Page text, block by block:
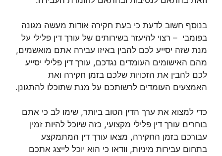
בנוסף חשוב לדעת כי בעת חקירה אודות מעשה מגונה
בפומבי – רצוי להיעזר בשירותים של עורך דין פלילי על
מנת שזה יסייע לכם להבין באיזו עבירה אתם מואשמים,
מהם האישומים העומדים נגדכם, עורך דין פלילי יסייע
לכם להבין את הזכויות שלכם בזמן חקירה ואת
האמצעים העומדים לרשותכם על מנת שתוכלו להתגונן.
כדי למצוא את ערך הדין הטוב ביותר, שימו לב כי אתם
בוחרים עורך דין פלילי מקצועי, כזה שיוכל להיות זמין
עבורכם בזמן החקירה, מצאו עורך דין המתמקצע
בתחום עבירות מיניות, וודאו כי הוא יוכל לייצג אתכם